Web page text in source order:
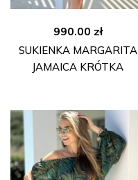
990.00 zł
SUKIENKA MARGARITA
JAMAICA KRÓTKA